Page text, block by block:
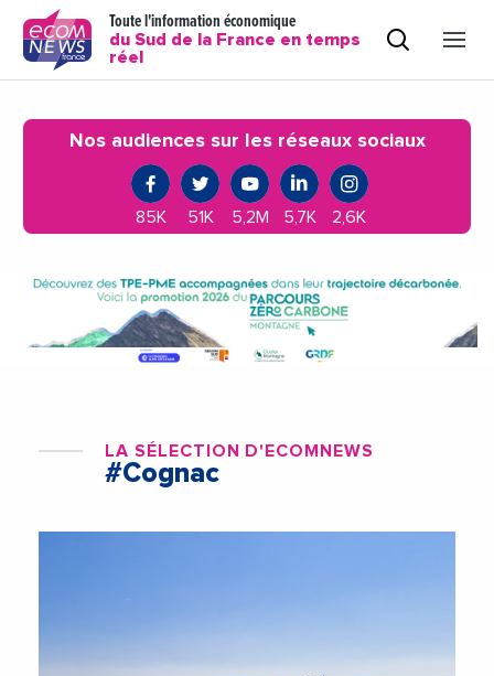
Toute l'information économique
du Sud de la France en temps
réel
Nos audiences sur les réseaux sociaux
85K 51K 5,2M 5,7K 2,6K
LA SÉLECTION D'ECOMNEWS
#Cognac